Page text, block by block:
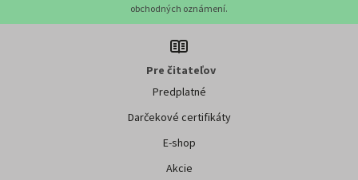
obchodných oznámení.
Pre čitateľov
Predplatné
Darčekové certifikáty
E-shop
Akcie